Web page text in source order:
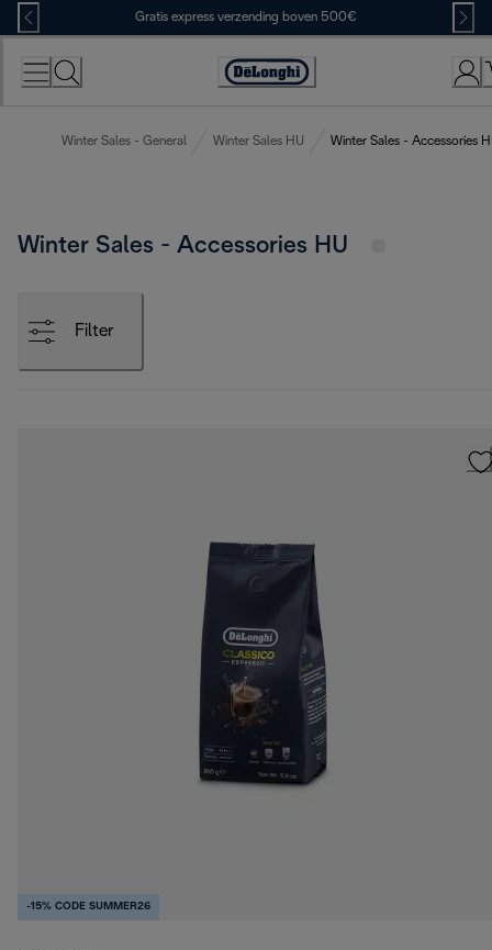
Skip
to
Content
Gratis express verzending boven 500€
Accessibility
Winter Sales - General Winter Sales HU Winter Sales - Accessories
Winter Sales - Accessories HU
Filter
-15% CODE SUMMER26